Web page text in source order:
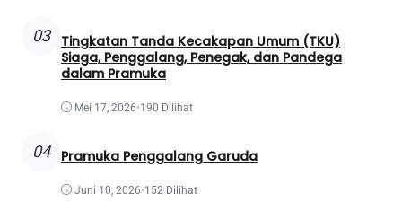
03
Tingkatan Tanda Kecakapan Umum (TKU)
Siaga, Penggalang, Penegak, dan Pandega
dalam Pramuka
Mei 17, 2026•190 Dilihat
04 Pramuka Penggalang Garuda
Juni 10, 2026•152 Dilihat